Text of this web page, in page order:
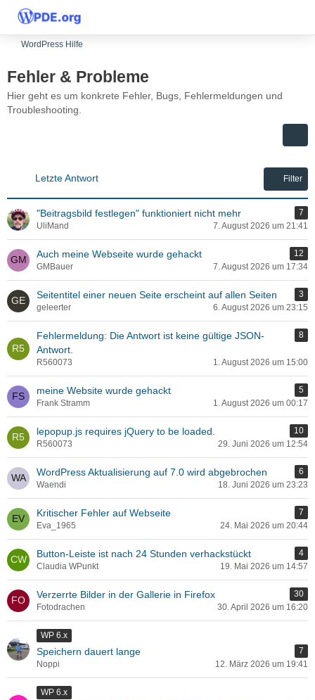
WordPress Hilfe
Fehler & Probleme
Hier geht es um konkrete Fehler, Bugs, Fehlermeldungen und
Troubleshooting.
Letzte Antwort Filter
"Beitragsbild festlegen" funktioniert nicht mehr
7
UliMand
7. August 2026 um 21:41
Auch meine Webseite wurde gehackt
12
GMBauer
7. August 2026 um 17:34
Seitentitel einer neuen Seite erscheint auf allen Seiten
3
geleerter
6. August 2026 um 23:15
Fehlermeldung: Die Antwort ist keine gültige JSON-
Antwort.
8
R560073 1. August 2026 um 15:00
meine Website wurde gehackt
5
Frank Stramm
1. August 2026 um 00:17
lepopup.js requires jQuery to be loaded.
10
R560073
29. Juni 2026 um 12:54
WordPress Aktualisierung auf 7.0 wird abgebrochen
6
Waendi
18. Juni 2026 um 23:23
Kritischer Fehler auf Webseite
7
Eva_1965
24. Mai 2026 um 20:44
Button-Leiste ist nach 24 Stunden verhackstückt
4
Claudia WPunkt
19. Mai 2026 um 14:57
Verzerrte Bilder in der Gallerie in Firefox
30
Fotodrachen
30. April 2026 um 16:20
WP 6.x
Speichern dauert lange
7
Noppi
12. März 2026 um 19:41
WP 6.x